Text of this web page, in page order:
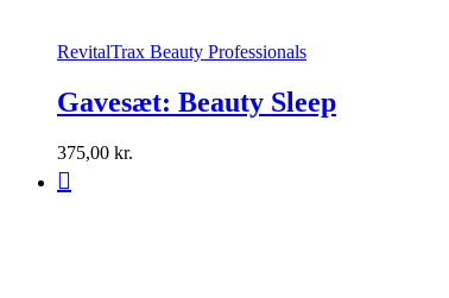
RevitalTrax Beauty Professionals
Gavesæt: Beauty Sleep
375,00 kr.